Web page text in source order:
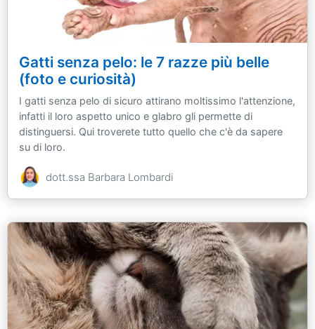
Gatti senza pelo: le 7 razze più belle
(foto e curiosità)
I gatti senza pelo di sicuro attirano moltissimo l'attenzione,
infatti il loro aspetto unico e glabro gli permette di
distinguersi. Qui troverete tutto quello che c'è da sapere
su di loro.
dott.ssa Barbara Lombardi